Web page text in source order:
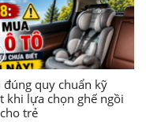
đúng quy chuẩn kỹ
khi lựa chọn ghế ngồi
trẻ